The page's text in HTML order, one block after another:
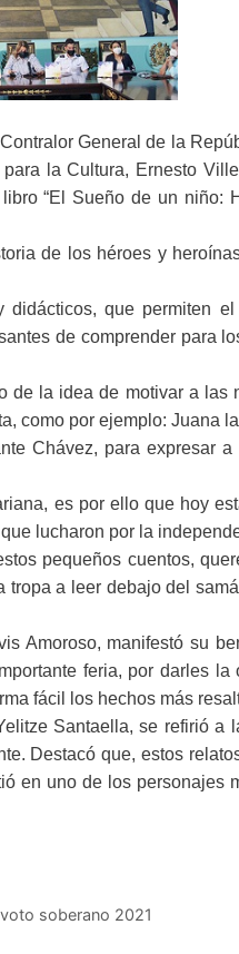
General de la
la Cultura, Ernesto
“El Sueño de un niño:
de los héroes y
que permiten
de comprender para
de la idea de motivar a las
como por ejemplo: Juana
Chávez, para expresar
es por ello que hoy
lucharon por la
pequeños cuentos,
a leer debajo del
Amoroso, manifestó su
feria, por darles
fácil los hechos más
Santaella, se refirió a
Destacó que, estos
en uno de los personajes
soberano 2021